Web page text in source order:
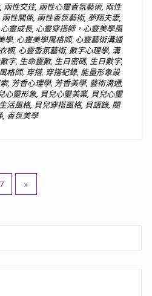
, 兩性交往, 兩性心靈香氛藝術, 兩性
兩性關係, 兩性香氛藝術, 夢翔夫妻,
心靈成長, 心靈穿搭師，心靈美學風
學, 心靈美學風格師, 心靈藝術溝通
櫥, 心靈香氛藝術, 數字心理學, 溝
字, 生命靈數, 生日密碼, 生日數字,
格師, 穿搭, 穿搭紀錄, 能量形象設
, 芳香心理學, 芳香美學, 藝術溝通,
心靈形象, 貝兒心靈美業, 貝兒心靈
活風格, 貝兒穿搭風格, 貝語錄, 關
, 香氛美學
7 »